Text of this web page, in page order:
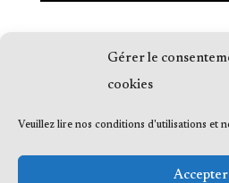
Gérer le
cookies
Veuillez lire nos conditions d'utilisations et
Accepter
réservés